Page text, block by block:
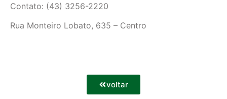
Contato: (43) 3256-2220
Rua Monteiro Lobato, 635 – Centro
voltar